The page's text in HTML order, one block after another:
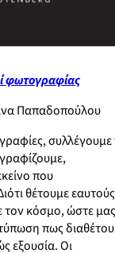
φωτογραφίας
Παπαδοπούλου
συλλέγουμε
που
θέτουμε
τον κόσμο, ώστε μας
πως
εξουσία. Οι